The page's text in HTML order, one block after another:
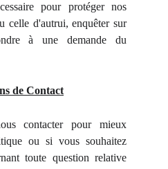
pour protéger nos
celle d'autrui, enquêter sur
à une demande du
de Contact
contacter pour mieux
ou si vous souhaitez
toute question relative